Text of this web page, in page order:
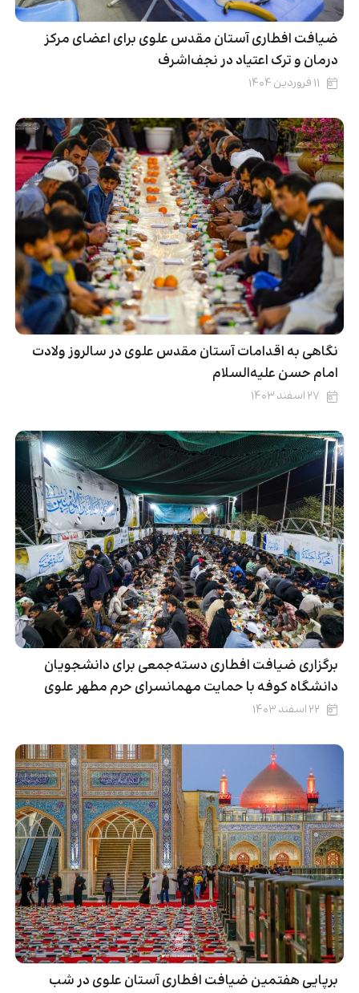
ضیافت افطاری آستان مقدس علوی برای اعضای مرکز
درمان و ترک اعتیاد در نجف‌اشرف
۱۱ فروردین ۱۴۰۴
نگاهی به اقدامات آستان مقدس علوی در سالروز ولادت
امام حسن علیه‌السلام
۲۷ اسفند ۱۴۰۳
برگزاری ضیافت افطاری دسته‌جمعی برای دانشجویان
دانشگاه کوفه با حمایت مهمانسرای حرم مطهر علوی
۲۲ اسفند ۱۴۰۳
برپایی هفتمین ضیافت افطاری آستان علوی در شب